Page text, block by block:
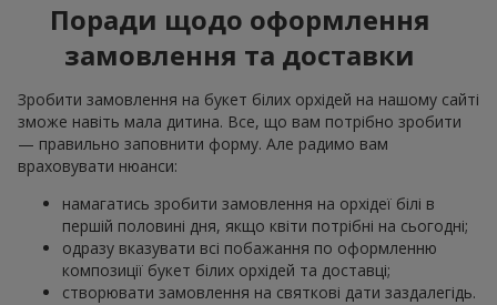
Поради щодо оформлення
замовлення та доставки
Зробити замовлення на букет білих орхідей на нашому сайті
зможе навіть мала дитина. Все, що вам потрібно зробити
— правильно заповнити форму. Але радимо вам
враховувати нюанси:
намагатись зробити замовлення на орхідеї білі в
першій половині дня, якщо квіти потрібні на сьогодні;
одразу вказувати всі побажання по оформленню
композиції букет білих орхідей та доставці;
створювати замовлення на святкові дати заздалегідь.